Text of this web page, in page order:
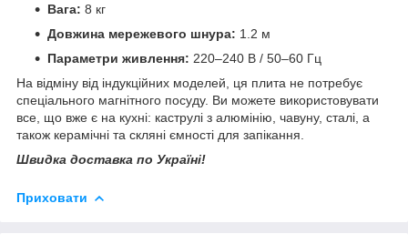
Вага: 8 кг
Довжина мережевого шнура: 1.2 м
Параметри живлення: 220–240 В / 50–60 Гц
На відміну від індукційних моделей, ця плита не потребує
спеціального магнітного посуду. Ви можете використовувати
все, що вже є на кухні: каструлі з алюмінію, чавуну, сталі, а
також керамічні та скляні ємності для запікання.
Швидка доставка по Україні!
Приховати